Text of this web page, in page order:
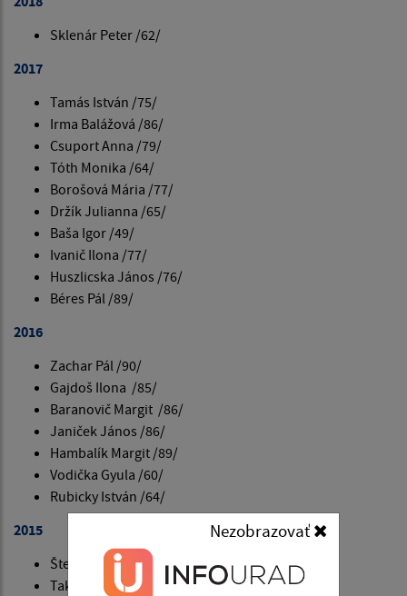
Nezobrazovať
Sklenár Peter /62/
2017
Tamás István /75/
Irma Balážová /86/
Csuport Anna /79/
Tóth Monika /64/
Borošová Mária /77/
Držík Julianna /65/
Baša Igor /49/
Ivanič Ilona /77/
Huszlicska János /76/
Béres Pál /89/
2016
Zachar Pál /90/
Gajdoš Ilona /85/
Baranovič Margit /86/
Janiček János /86/
Hambalík Margit /89/
Vodička Gyula /60/
Rubicky István /64/
2015
Štefánia Velicsányiová /92/
Takács Mária /79/